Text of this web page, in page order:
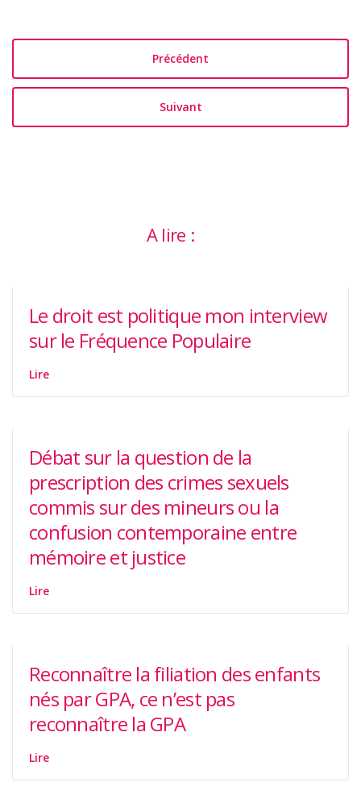
Précédent
Suivant
A lire :
Le droit est politique mon interview
sur le Fréquence Populaire
Lire
Débat sur la question de la
prescription des crimes sexuels
commis sur des mineurs ou la
confusion contemporaine entre
mémoire et justice
Lire
Reconnaître la filiation des enfants
nés par GPA, ce n’est pas
reconnaître la GPA
Lire